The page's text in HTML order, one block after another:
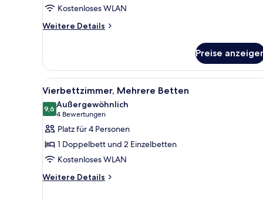
Kostenloses WLAN
Weitere Details
Weitere
2 Einzelbetten
Preise
Alle
Fotos
für
Vierbettzimmer,
Mehrere
Betten
anzeigen
Ein Hotelzimmer mit zwei
5
Vierbettzimmer, Mehrere Betten
9,69,6 von 10
Außergewöhnlich
4 Bewertungen
(4
Bewertungen)
Platz für 4 Personen
1 Doppelbett und 2 Einzelbetten
Kostenloses WLAN
Weitere Details
Weitere